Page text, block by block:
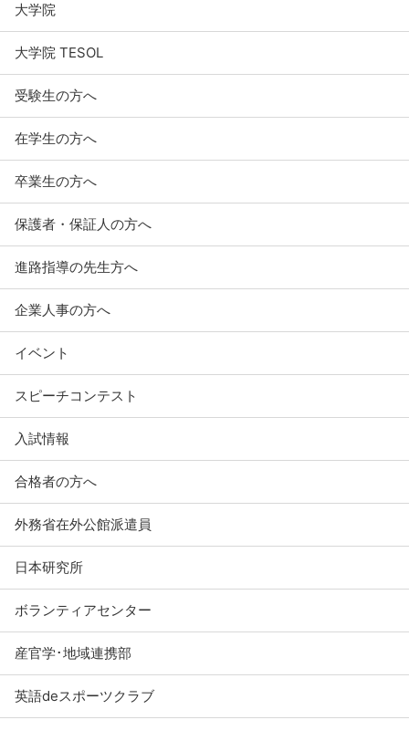
大学院
大学院 TESOL
受験生の方へ
在学生の方へ
卒業生の方へ
保護者・保証人の方へ
進路指導の先生方へ
企業人事の方へ
イベント
スピーチコンテスト
入試情報
合格者の方へ
外務省在外公館派遣員
日本研究所
ボランティアセンター
産官学･地域連携部
英語deスポーツクラブ